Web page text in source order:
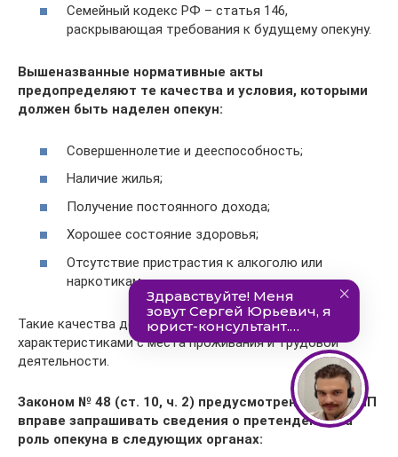
Семейный кодекс РФ – статья 146,
раскрывающая требования к будущему опекуну.
Вышеназванные нормативные акты
предопределяют те качества и условия, которыми
должен быть наделен опекун:
Совершеннолетие и дееспособность;
Наличие жилья;
Получение постоянного дохода;
Хорошее состояние здоровья;
Отсутствие пристрастия к алкоголю или
наркотикам.
Такие качества должны подтверждаться
характеристиками с места проживания и трудовой
деятельности.
Законом № 48 (ст. 10, ч. 2) предусмотрено, что ООиП
вправе запрашивать сведения о претенденте на
роль опекуна в следующих органах: